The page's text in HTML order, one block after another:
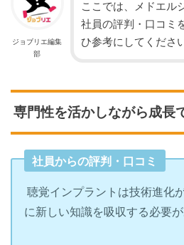
ジョブリエ編集
部
ここでは、メドエル
社員の評判・口コミ
ひ参考にしてくださ
専門性を活かしながら成長
社員からの評判・口コミ
聴覚インプラントは技術進化
に新しい知識を吸収する必要が